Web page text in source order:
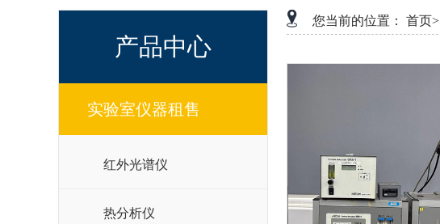
产品中心
实验室仪器租售
红外光谱仪
热分析仪
您当前的位置： 首页>